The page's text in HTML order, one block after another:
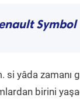
Symbol
si yâda zamanı
birini